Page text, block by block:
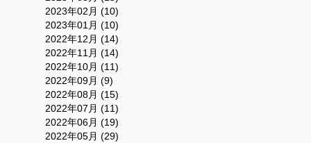
2023年02月 (10)
2023年01月 (10)
2022年12月 (14)
2022年11月 (14)
2022年10月 (11)
2022年09月 (9)
2022年08月 (15)
2022年07月 (11)
2022年06月 (19)
2022年05月 (29)